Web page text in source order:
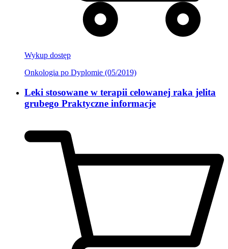
Wykup dostęp
Onkologia po Dyplomie (05/2019)
Leki stosowane w terapii celowanej raka jelita
grubego Praktyczne informacje